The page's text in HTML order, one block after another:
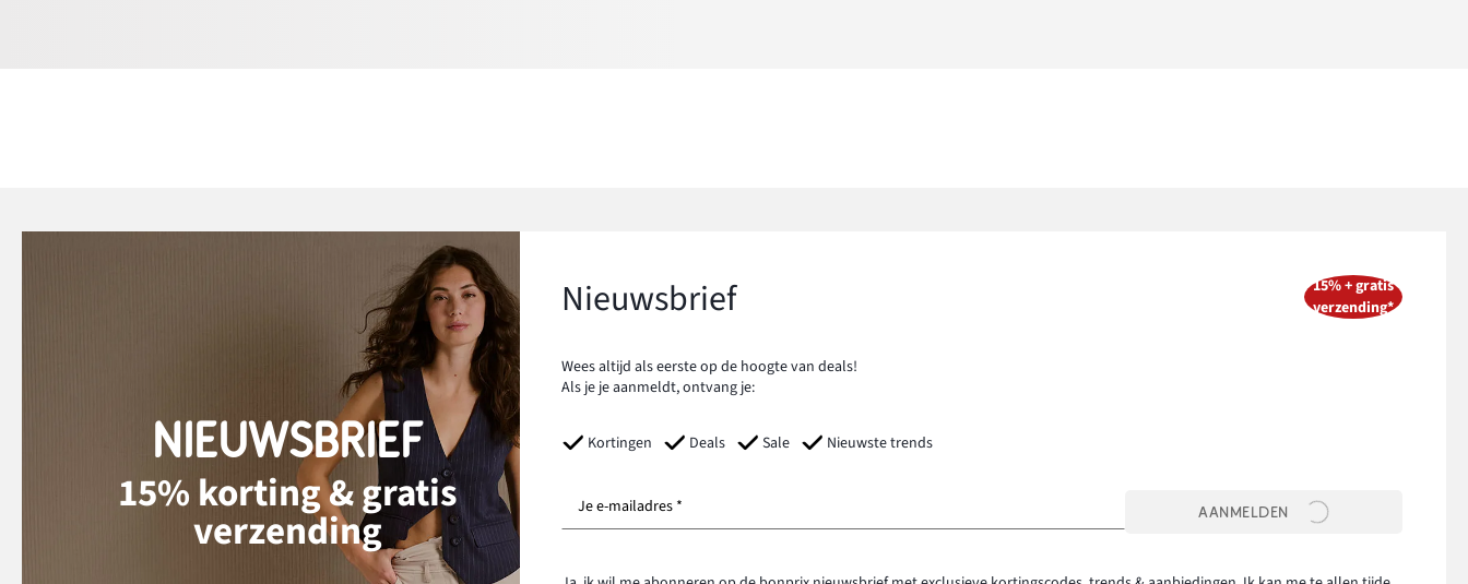
NIEUWSBRIEF
15% korting & gratis
verzending
Nieuwsbrief
Wees altijd als eerste op de hoogte van deals!
Als je je aanmeldt, ontvang je:
Kortingen Deals Sale Nieuwste trends
15% + gratis
verzending*
Je e-mailadres * AANMELDEN